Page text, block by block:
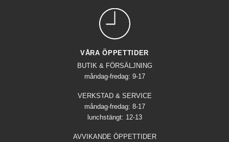
VÅRA ÖPPETTIDER
BUTIK & FÖRSÄLJNING
måndag-fredag: 9-17
VERKSTAD & SERVICE
måndag-fredag: 8-17
lunchstängt: 12-13
AVVIKANDE ÖPPETTIDER